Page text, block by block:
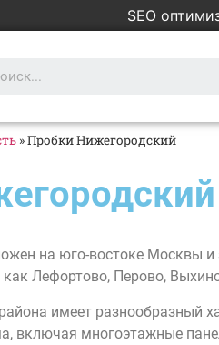
SEO
»Пробки Нижегородский
на юго-востоке
Лефортово, Перово,
имеет разнообразный
включая многоэтажные